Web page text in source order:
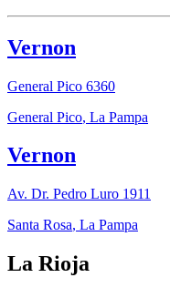
Vernon
General Pico 6360
General Pico, La Pampa
Vernon
Av. Dr. Pedro Luro 1911
Santa Rosa, La Pampa
La Rioja